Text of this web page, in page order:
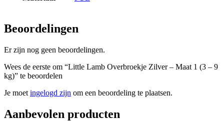
Beoordelingen
Er zijn nog geen beoordelingen.
Wees de eerste om “Little Lamb Overbroekje Zilver – Maat 1 (3 – 9
kg)” te beoordelen
Je moet ingelogd zijn om een beoordeling te plaatsen.
Aanbevolen producten